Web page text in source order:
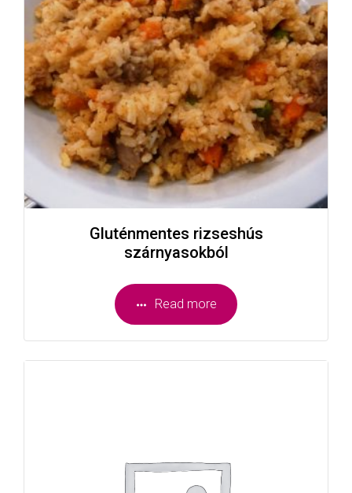
Gluténmentes rizseshús
szárnyasokból
Read more